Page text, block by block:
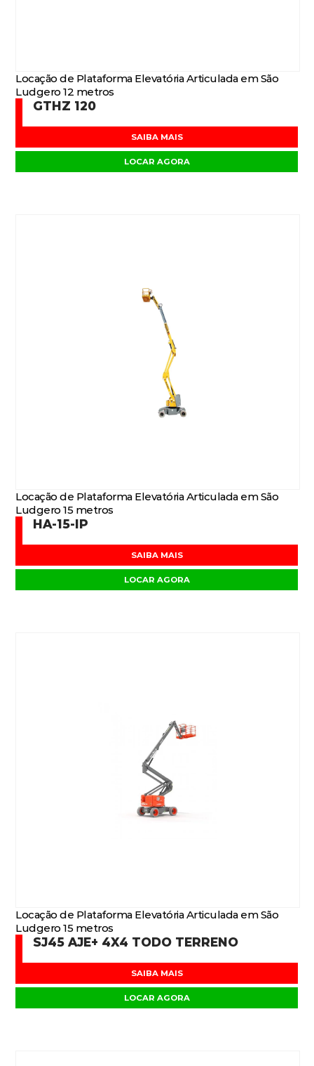
Locação de Plataforma Elevatória Articulada em São
Ludgero 12 metros
GTHZ 120
SAIBA MAIS
LOCAR AGORA
Locação de Plataforma Elevatória Articulada em São
Ludgero 15 metros
HA-15-IP
SAIBA MAIS
LOCAR AGORA
Locação de Plataforma Elevatória Articulada em São
Ludgero 15 metros
SJ45 AJE+ 4X4 TODO TERRENO
SAIBA MAIS
LOCAR AGORA